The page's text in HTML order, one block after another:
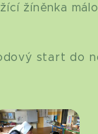
žíněnka
start do